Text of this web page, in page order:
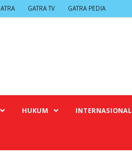
GATRA TV GATRA PEDIA
HUKUM INTERNASIONAL